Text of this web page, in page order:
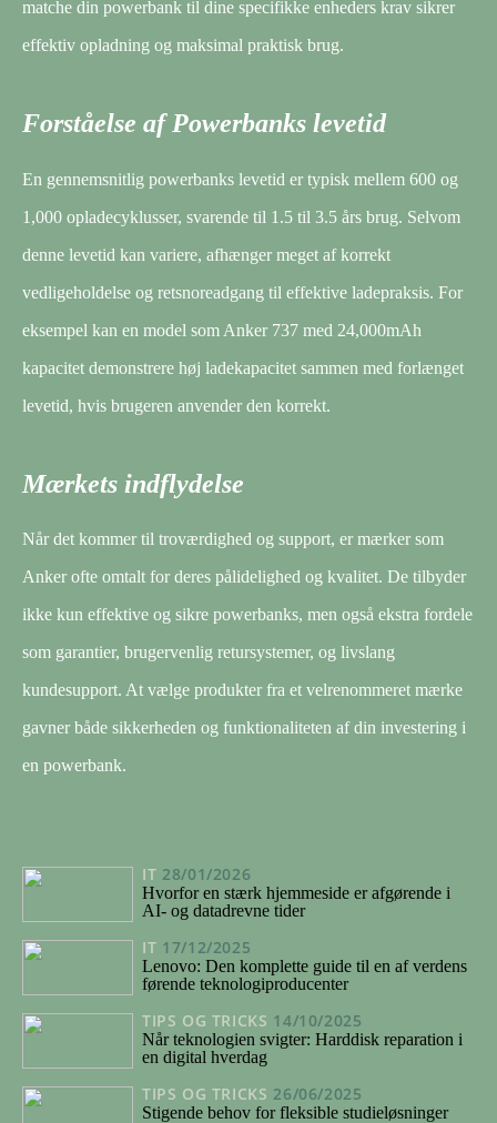
matche din powerbank til dine specifikke enheders krav sikrer
effektiv opladning og maksimal praktisk brug.
Forståelse af Powerbanks levetid
En gennemsnitlig powerbanks levetid er typisk mellem 600 og
1,000 opladecyklusser, svarende til 1.5 til 3.5 års brug. Selvom
denne levetid kan variere, afhænger meget af korrekt
vedligeholdelse og retsnoreadgang til effektive ladepraksis. For
eksempel kan en model som Anker 737 med 24,000mAh
kapacitet demonstrere høj ladekapacitet sammen med forlænget
levetid, hvis brugeren anvender den korrekt.
Mærkets indflydelse
Når det kommer til troværdighed og support, er mærker som
Anker ofte omtalt for deres pålidelighed og kvalitet. De tilbyder
ikke kun effektive og sikre powerbanks, men også ekstra fordele
som garantier, brugervenlig retursystemer, og livslang
kundesupport. At vælge produkter fra et velrenommeret mærke
gavner både sikkerheden og funktionaliteten af din investering i
en powerbank.
IT 28/01/2026
Hvorfor en stærk hjemmeside er afgørende i
AI- og datadrevne tider
IT 17/12/2025
Lenovo: Den komplette guide til en af verdens
førende teknologiproducenter
TIPS OG TRICKS 14/10/2025
Når teknologien svigter: Harddisk reparation i
en digital hverdag
TIPS OG TRICKS 26/06/2025
Stigende behov for fleksible studieløsninger